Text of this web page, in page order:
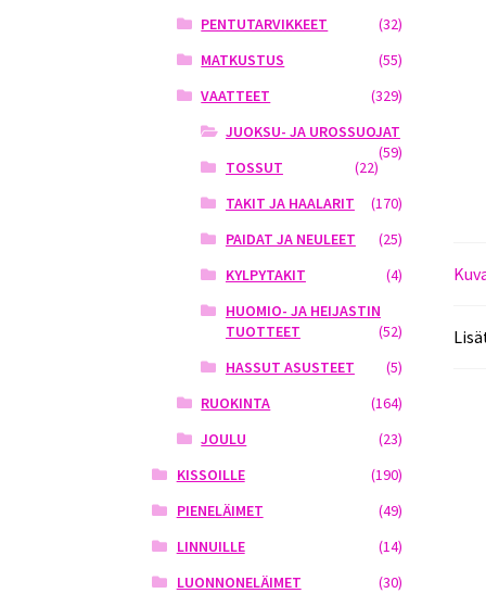
PENTUTARVIKKEET
(32)
MATKUSTUS
(55)
VAATTEET
(329)
JUOKSU- JA UROSSUOJAT
(59)
TOSSUT
(22)
TAKIT JA HAALARIT
(170)
PAIDAT JA NEULEET
(25)
KYLPYTAKIT
(4)
HUOMIO- JA HEIJASTIN
TUOTTEET
(52)
HASSUT ASUSTEET
(5)
RUOKINTA
(164)
JOULU
(23)
KISSOILLE
(190)
PIENELÄIMET
(49)
LINNUILLE
(14)
LUONNONELÄIMET
(30)